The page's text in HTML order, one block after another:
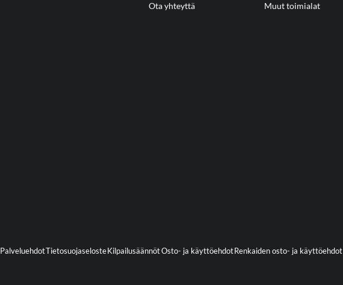
Ota yhteyttä
Muut toimialat
PalveluehdotTietosuojaselosteKilpailusäännötOsto- ja käyttöehdotRenkaiden osto- ja käyttöehdot